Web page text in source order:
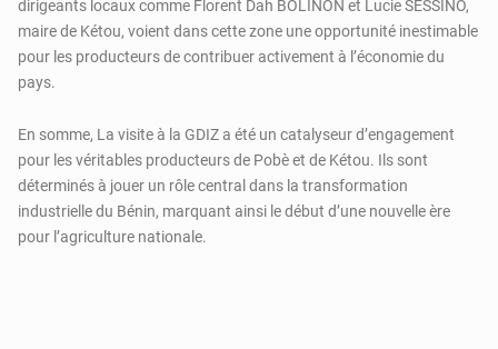
dirigeants locaux comme Florent Dah BOLINON et Lucie SESSINO,
maire de Kétou, voient dans cette zone une opportunité inestimable
pour les producteurs de contribuer activement à l’économie du
pays.
En somme, La visite à la GDIZ a été un catalyseur d’engagement
pour les véritables producteurs de Pobè et de Kétou. Ils sont
déterminés à jouer un rôle central dans la transformation
industrielle du Bénin, marquant ainsi le début d’une nouvelle ère
pour l’agriculture nationale.